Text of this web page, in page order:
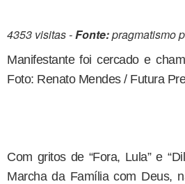
4353 visitas -Fonte:pragmatismo
Manifestante foi cercado e
Foto: Renato Mendes / Futura
Com gritos de “Fora, Lula” e
Marcha da Família com Deus,